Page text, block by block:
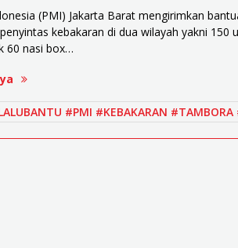
(PMI) Jakarta Barat mengirimkan
kebakaran di dua wilayah yakni
60 nasi box…
#PMI #KEBAKARAN #TAMBORA